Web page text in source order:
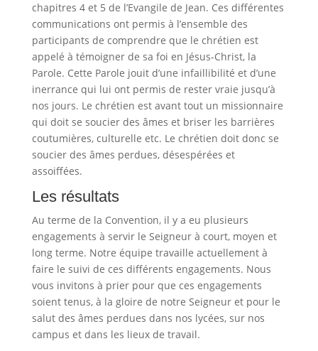
chapitres 4 et 5 de l’Evangile de Jean. Ces différentes
communications ont permis à l’ensemble des
participants de comprendre que le chrétien est
appelé à témoigner de sa foi en Jésus-Christ, la
Parole. Cette Parole jouit d’une infaillibilité et d’une
inerrance qui lui ont permis de rester vraie jusqu’à
nos jours. Le chrétien est avant tout un missionnaire
qui doit se soucier des âmes et briser les barrières
coutumières, culturelle etc. Le chrétien doit donc se
soucier des âmes perdues, désespérées et
assoiffées.
Les résultats
Au terme de la Convention, il y a eu plusieurs
engagements à servir le Seigneur à court, moyen et
long terme. Notre équipe travaille actuellement à
faire le suivi de ces différents engagements. Nous
vous invitons à prier pour que ces engagements
soient tenus, à la gloire de notre Seigneur et pour le
salut des âmes perdues dans nos lycées, sur nos
campus et dans les lieux de travail.